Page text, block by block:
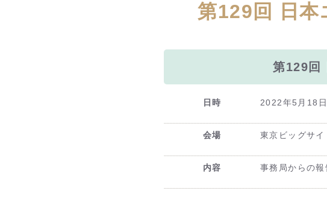
第129回 日本
第129回
日時 2022年5月18
会場 東京ビッグサイ
内容 事務局からの